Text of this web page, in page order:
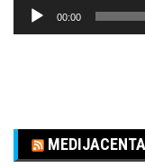
00:00